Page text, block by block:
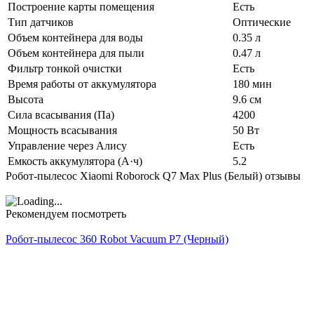
Построение карты помещения
Есть
Тип датчиков
Оптические
Объем контейнера для воды
0.35 л
Объем контейнера для пыли
0.47 л
Фильтр тонкой очистки
Есть
Время работы от аккумулятора
180 мин
Высота
9.6 см
Сила всасывания (Па)
4200
Мощность всасывания
50 Вт
Управление через Алису
Есть
Емкость аккумулятора (А·ч)
5.2
Робот-пылесос Xiaomi Roborock Q7 Max Plus (Белый) отзывы
Рекомендуем посмотреть
Робот-пылесос 360 Robot Vacuum P7 (Черный)